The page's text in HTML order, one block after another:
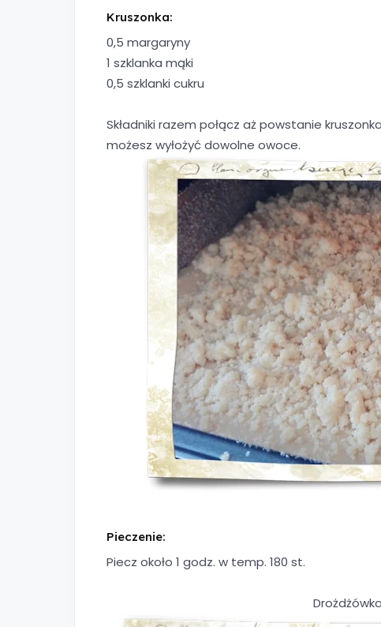
Kruszonka:
0,5 margaryny
1 szklanka mąki
0,5 szklanki cukru
Składniki razem połącz aż powstanie
możesz wyłożyć dowolne owoce.
Pieczenie:
Piecz około 1 godz. w temp. 180 st.